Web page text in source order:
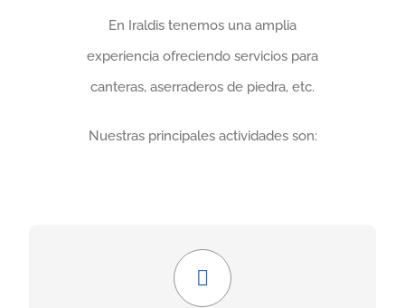
En Iraldis tenemos una amplia
experiencia ofreciendo servicios para
canteras, aserraderos de piedra, etc.
Nuestras principales actividades son:
Económico y seguro
Uso ideal en demoliciones donde las obras